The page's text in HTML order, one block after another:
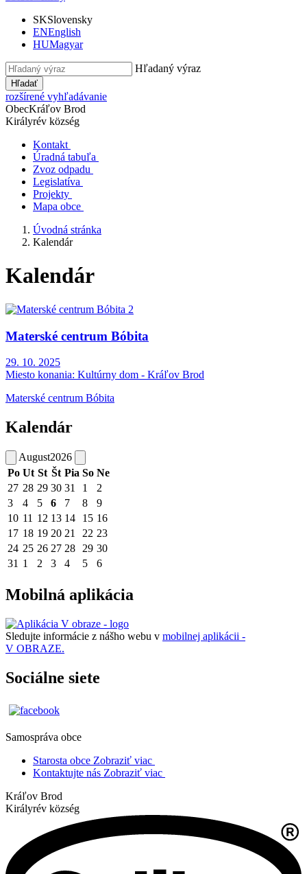
SKSlovensky
ENEnglish
HUMagyar
Hľadaný výraz
Hľadať
rozšírené vyhľadávanie
ObecKráľov Brod
Királyrév község
Kontakt
Úradná tabuľa
Zvoz odpadu
Legislatíva
Projekty
Mapa obce
Úvodná stránka
Kalendár
Kalendár
Materské centrum Bóbita
29. 10. 2025
Miesto konania: Kultúrny dom - Kráľov Brod
Materské centrum Bóbita
Kalendár
August2026
Po Ut St Št Pia So Ne
27 28 29 30 31 1
2
3
4 5 6 7 8
9
10 11 12 13 14 15 16
17 18 19 20 21 22 23
24 25 26 27 28 29 30
31 1 2 3 4 5 6
Mobilná aplikácia
Sledujte informácie z nášho webu v mobilnej aplikácii -
V OBRAZE.
Sociálne siete
Samospráva obce
Starosta obce Zobraziť viac
Kontaktujte nás Zobraziť viac
Kráľov Brod
Királyrév község